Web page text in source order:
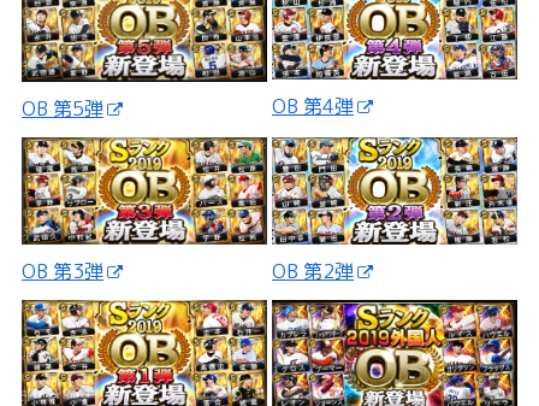
OB 第5弾 OB 第4弾
OB 第3弾 OB 第2弾